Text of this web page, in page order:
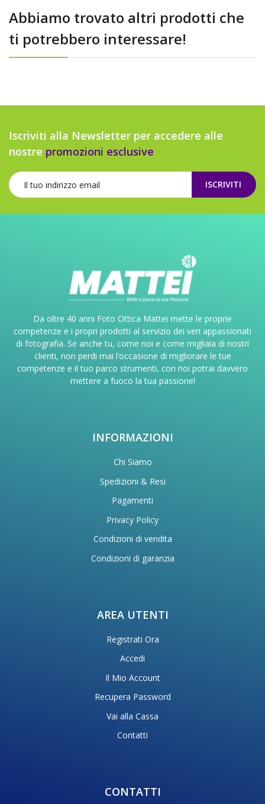
Abbiamo trovato altri prodotti che
ti potrebbero interessare!
Iscriviti alla Newsletter per accedere alle
nostre promozioni esclusive
ISCRIVITI
Da oltre 40 anni Foto Ottica Mattei mette le proprie
competenze e i propri prodotti al servizio dei veri appassionati
di fotografia. Se anche tu, come noi e come migliaia di nostri
clienti, non perdi mai l’occasione di migliorare le tue
competenze e il tuo parco strumenti, con noi potrai davvero
mettere a fuoco la tua passione!
INFORMAZIONI
Chi Siamo
Spedizioni & Resi
Pagamenti
Privacy Policy
Condizioni di vendita
Condizioni di garanzia
AREA UTENTI
Registrati Ora
Accedi
Il Mio Account
Recupera Password
Vai alla Cassa
Contatti
CONTATTI